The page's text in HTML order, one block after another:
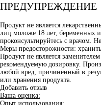
ПРЕДУПРЕЖДЕНИЕ
Продукт не является
лиц моложе 18 лет,
проконсультируйтесь с врачом.
Меры предосторожности:
Продукт не является
рекомендуемую дозировку.
любой вред, причинённый в
или хранения продукта.
Добавить отзыв
Ваша оценка:
Опыт использования: